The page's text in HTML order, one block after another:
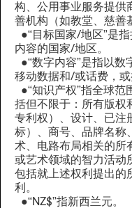
构、公用事业服务提供
善机构（如教堂、慈
●“目标国家/地区”是
内容的国家/地区。
●“数字内容”是指以数
移动数据和/或话费，
●“知识产权”指全球范
括但不限于：所有版权
专利权）、设计、已注
标）、商号、品牌名称
术、电路布局相关的所
或艺术领域的智力活动
包括就上述权利提出的
利。
●“NZ$”指新西兰元